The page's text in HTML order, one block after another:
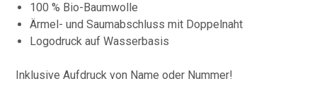
100 % Bio-Baumwolle
Ärmel- und Saumabschluss mit Doppelnaht
Logodruck auf Wasserbasis
Inklusive Aufdruck von Name oder Nummer!